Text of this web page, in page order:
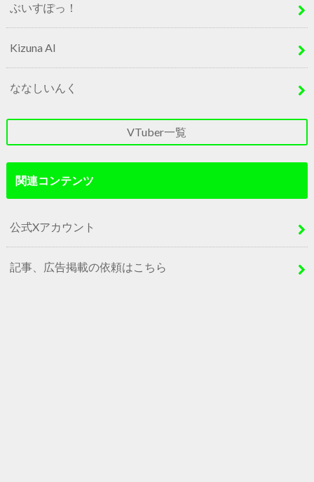
ぶいすぽっ！
Kizuna AI
ななしいんく
VTuber一覧
関連コンテンツ
公式Xアカウント
記事、広告掲載の依頼はこちら